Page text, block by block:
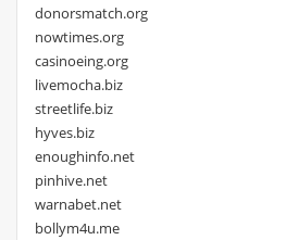
donorsmatch.org
nowtimes.org
casinoeing.org
livemocha.biz
streetlife.biz
hyves.biz
enoughinfo.net
pinhive.net
warnabet.net
bollym4u.me